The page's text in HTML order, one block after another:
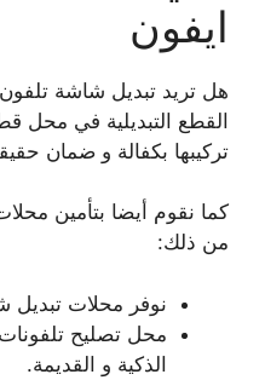
ايفون
هل تريد تبديل شاشة
القطع التبديلية في محل
تركيبها بكفالة و ضمان
كما نقوم أيضا بتأمين
من ذلك:
نوفر محلات تبديل
محل تصليح
الذكية و القديمة.